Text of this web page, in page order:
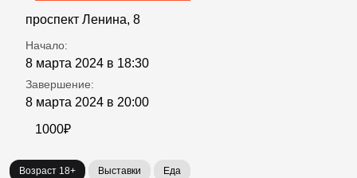
проспект Ленина, 8
Начало:
8 марта 2024 в 18:30
Завершение:
8 марта 2024 в 20:00
1000₽
Возраст 18+ Выставки Еда